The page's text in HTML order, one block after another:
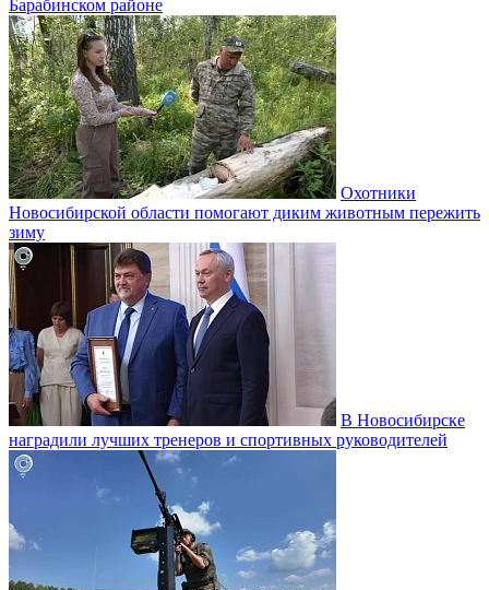
Барабинском районе
Охотники
Новосибирской области помогают диким животным пережить
зиму
В Новосибирске
наградили лучших тренеров и спортивных руководителей